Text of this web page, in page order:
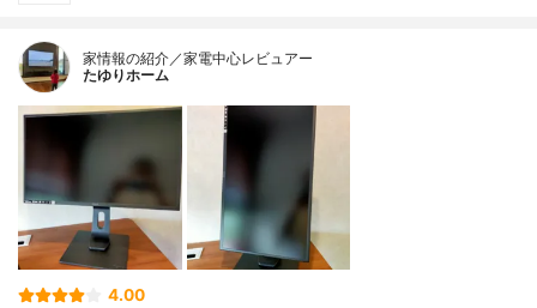
家情報の紹介／家電中心レビュアー
たゆりホーム
4.00